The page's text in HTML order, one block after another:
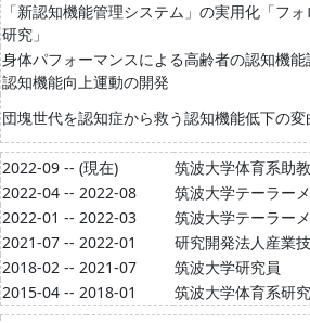
「新認知機能管理システム」の実用化「フ
研究」
身体パフォーマンスによる高齢者の認知機
認知機能向上運動の開発
団塊世代を認知症から救う認知機能低下の
2022-09 -- (現在)
筑波大学体育系助教
2022-04 -- 2022-08
筑波大学テーラー
2022-01 -- 2022-03
筑波大学テーラー
2021-07 -- 2022-01
研究開発法人産業
2018-02 -- 2021-07
筑波大学研究員
2015-04 -- 2018-01
筑波大学体育系研